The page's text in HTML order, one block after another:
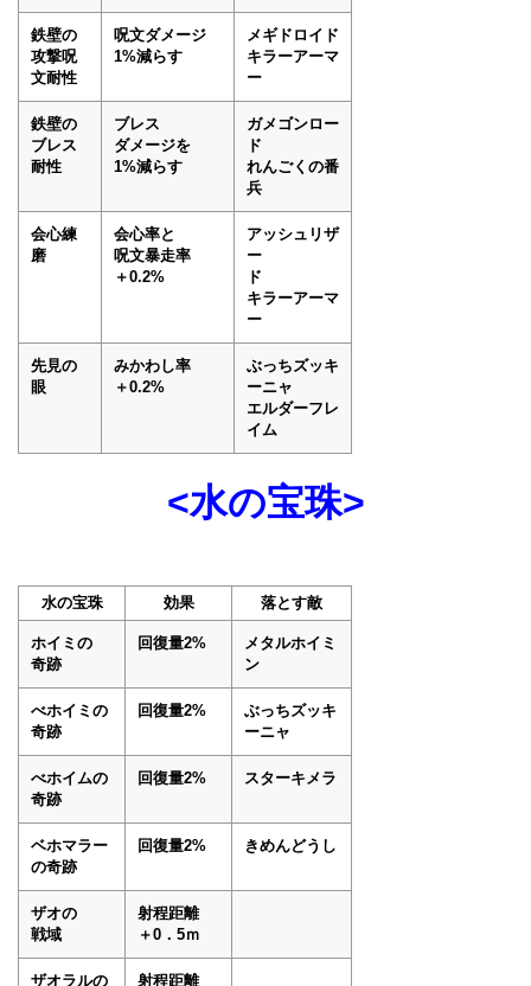
鉄壁の
攻撃呪
文耐性
呪文ダメージ
1%減らす
メギドロイド
キラーアーマ
ー
鉄壁の
ブレス
耐性
ブレス
ダメージを
1%減らす
ガメゴンロー
ド
れんごくの番
兵
会心練
磨
会心率と
呪文暴走率
＋0.2%
アッシュリザ
ー
ド
キラーアーマ
ー
先見の
眼
みかわし率
＋0.2%
ぶっちズッキ
ーニャ
エルダーフレ
イム
<水の宝珠>
水の宝珠 効果 落とす敵
ホイミの
奇跡
回復量2%
メタルホイミ
ン
べホイミの
奇跡
回復量2%
ぶっちズッキ
ーニャ
べホイムの
奇跡
回復量2% スターキメラ
ベホマラー
の奇跡
回復量2% きめんどうし
ザオの
戦域
射程距離
＋0．5ｍ
ザオラルの 射程距離